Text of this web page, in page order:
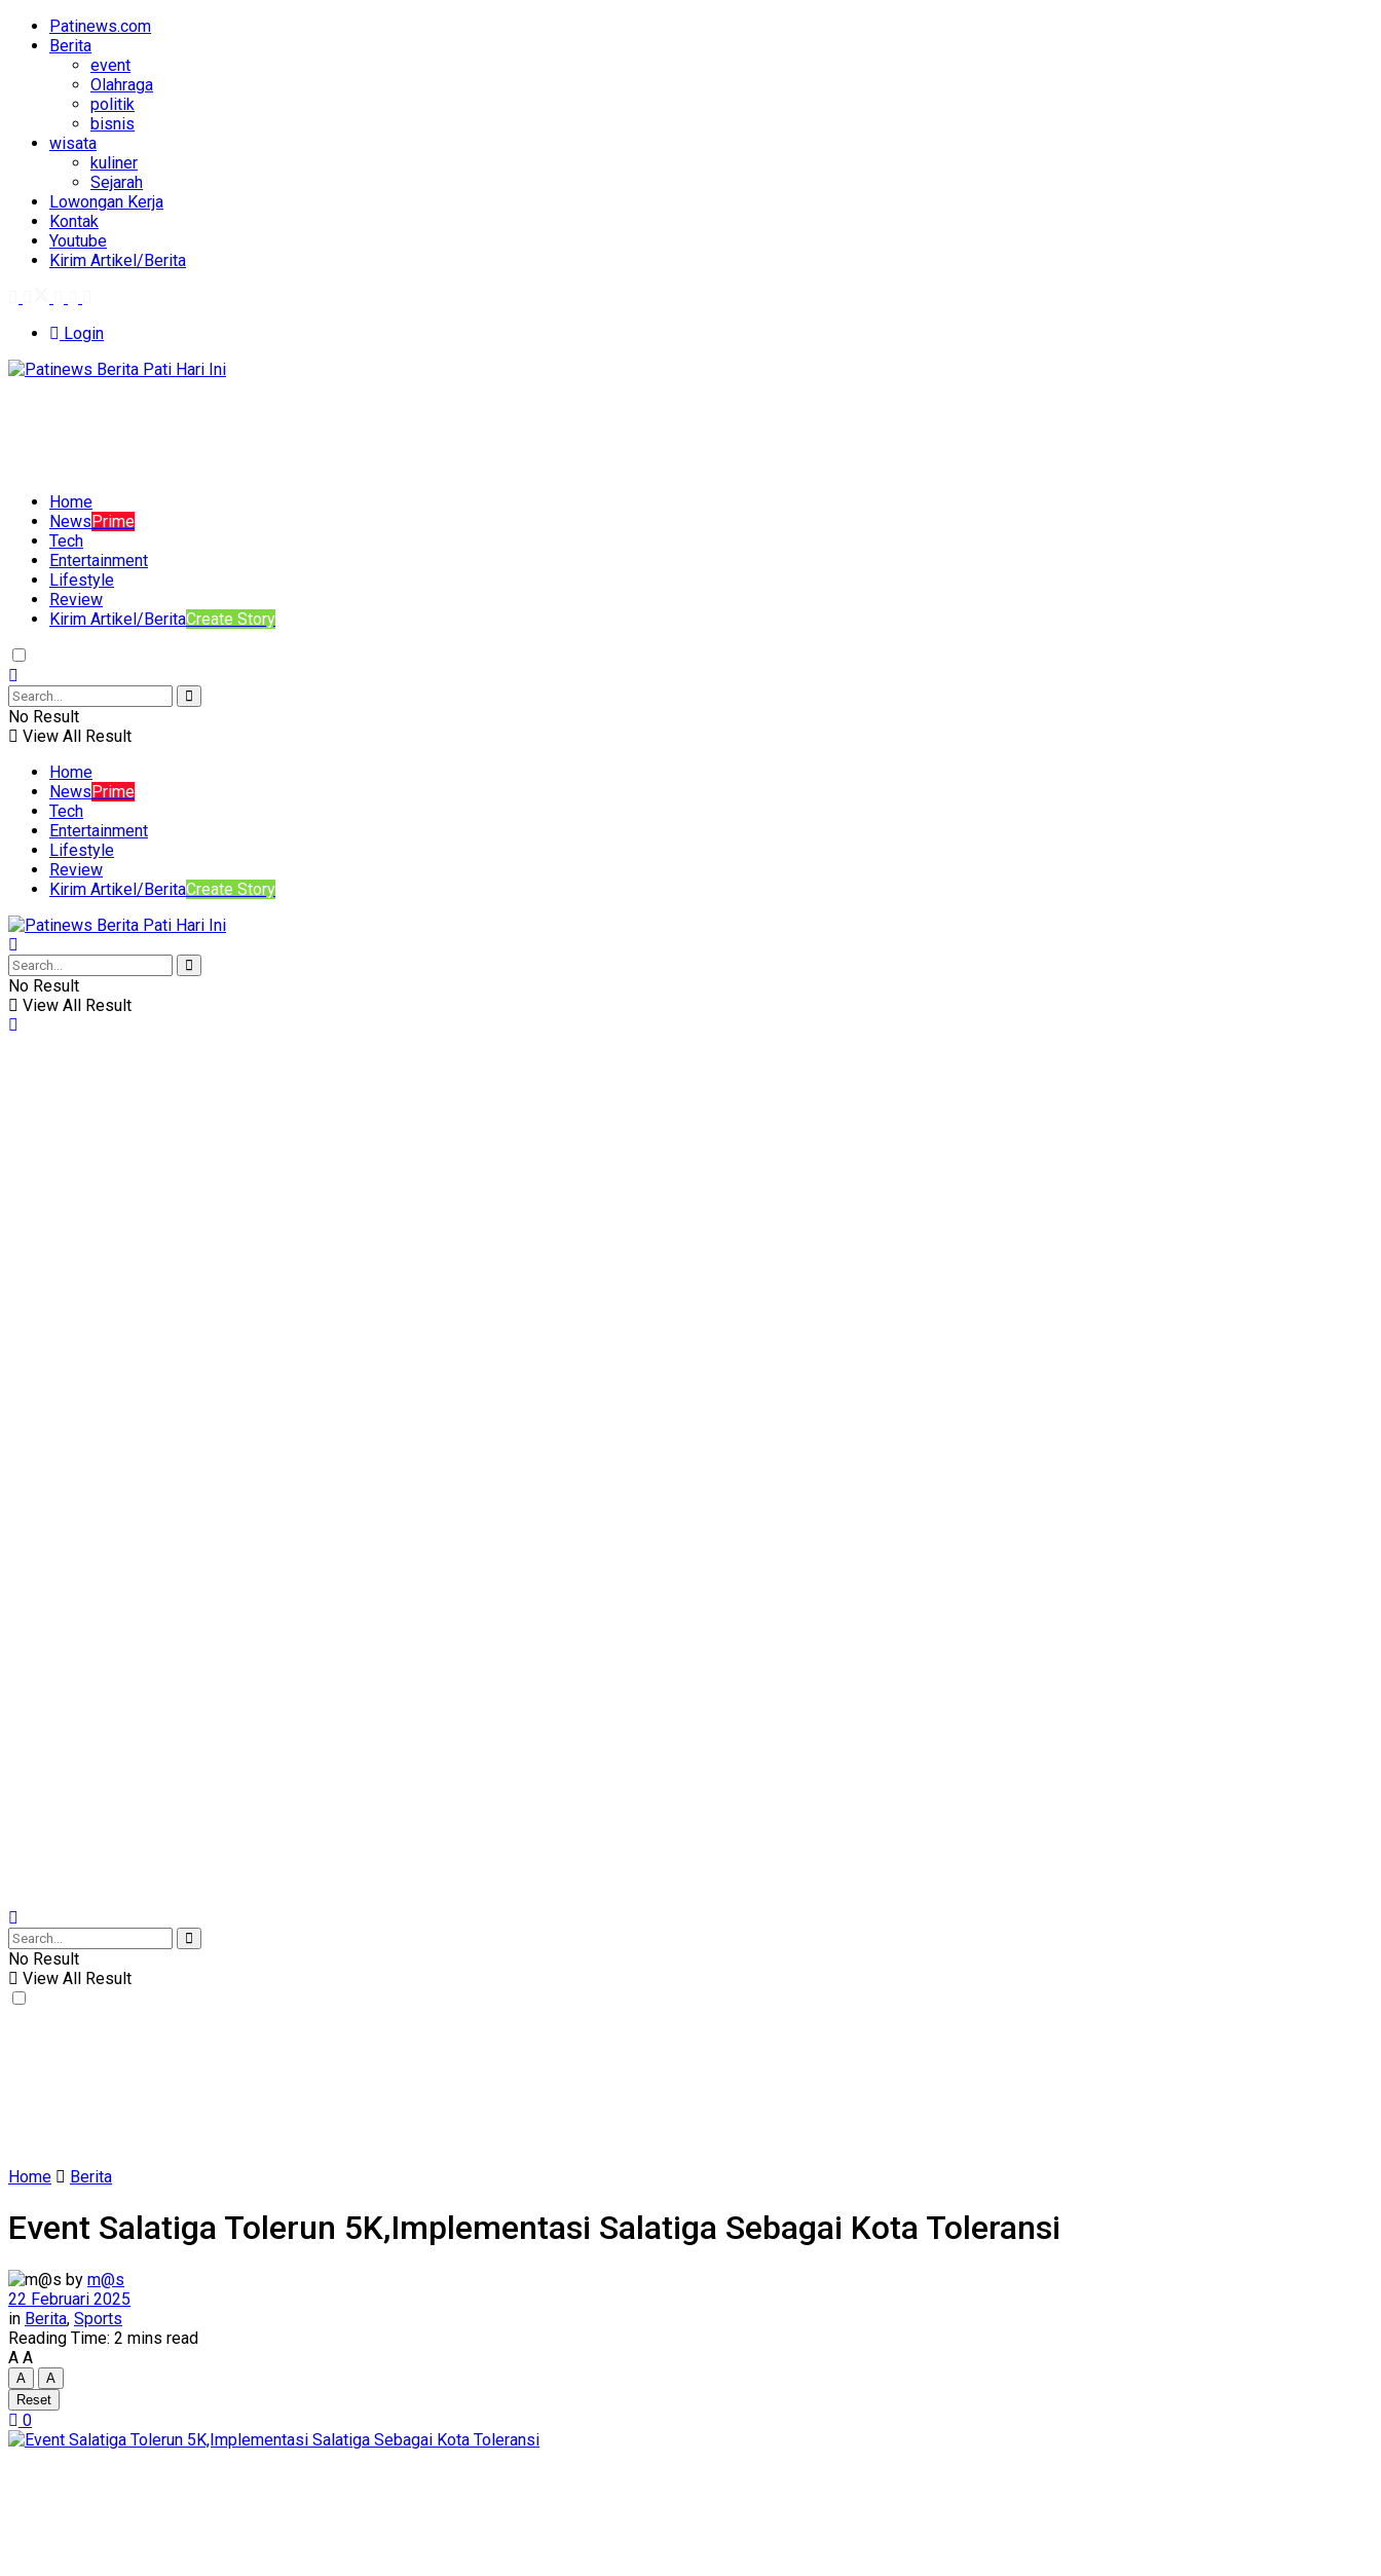
Patinews.com
Berita
event
Olahraga
politik
bisnis
wisata
kuliner
Sejarah
Lowongan Kerja
Kontak
Youtube
Kirim Artikel/Berita
Login
Home
NewsPrime
Tech
Entertainment
Lifestyle
Review
Kirim Artikel/BeritaCreate Story
No Result
View All Result
Home
NewsPrime
Tech
Entertainment
Lifestyle
Review
Kirim Artikel/BeritaCreate Story
No Result
View All Result
No Result
View All Result
Home Berita
Event Salatiga Tolerun 5K,Implementasi Salatiga Sebagai Kota Toleransi
by m@s
22 Februari 2025
in Berita, Sports
Reading Time: 2 mins read
A A
A
A
Reset
0